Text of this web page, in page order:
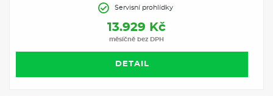
Servisní prohlídky
13.929 Kč
měsíčně bez DPH
DETAIL